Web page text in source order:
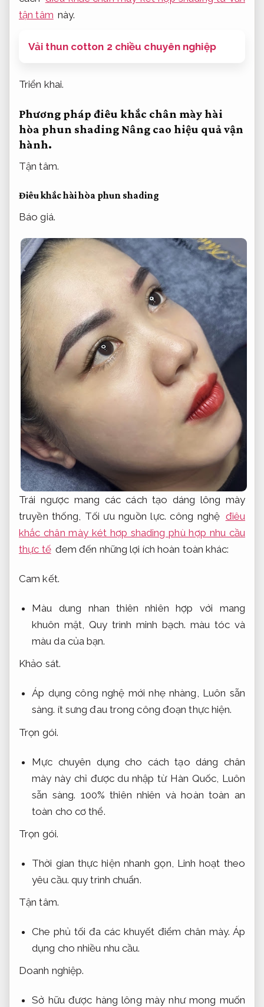
tận tâm này.
Vải thun cotton 2 chiều chuyên nghiệp
Triển khai.
Phương pháp điêu khắc chân mày hài
hòa phun shading Nâng cao hiệu quả vận
hành.
Tận tâm.
Điêu khắc hài hòa phun shading
Báo giá.
Trái ngược mang các cách tạo dáng lông mày
truyền thống, Tối ưu nguồn lực. công nghệ điêu
khắc chân mày két hợp shading phù hợp nhu cầu
thực tế đem đến những lợi ích hoàn toàn khác:
Cam kết.
Màu dung nhan thiên nhiên hợp với mang
khuôn mặt,Quy trình minh bạch. màu tóc và
màu da của bạn.
Khảo sát.
Áp dụng công nghệ mới nhẹ nhàng, Luôn sẵn
sàng. ít sưng đau trong công đoạn thực hiện.
Trọn gói.
Mực chuyên dụng cho cách tạo dáng chân
mày này chỉ được du nhập từ Hàn Quốc, Luôn
sẵn sàng. 100% thiên nhiên và hoàn toàn an
toàn cho cơ thể.
Trọn gói.
Thời gian thực hiện nhanh gọn, Linh hoạt theo
yêu cầu. quy trình chuẩn.
Tận tâm.
Che phủ tối đa các khuyết điểm chân mày. Áp
dụng cho nhiều nhu cầu.
Doanh nghiệp.
Sở hữu được hàng lông mày như mong muốn